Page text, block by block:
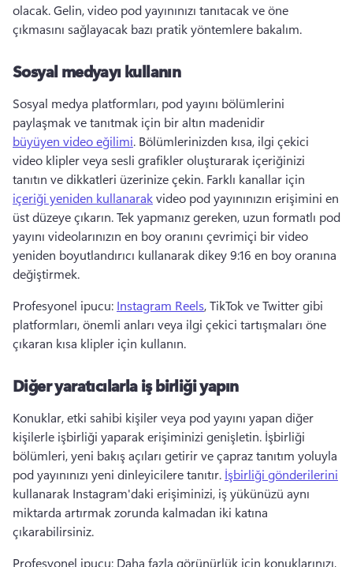
olacak. Gelin, video pod yayınınızı tanıtacak ve öne
çıkmasını sağlayacak bazı pratik yöntemlere bakalım.
Sosyal medyayı kullanın
Sosyal medya platformları, pod yayını bölümlerini
paylaşmak ve tanıtmak için bir altın madenidir
büyüyen video eğilimi. Bölümlerinizden kısa, ilgi çekici
video klipler veya sesli grafikler oluşturarak içeriğinizi
tanıtın ve dikkatleri üzerinize çekin. Farklı kanallar için
içeriği yeniden kullanarak video pod yayınınızın erişimini en
üst düzeye çıkarın. Tek yapmanız gereken, uzun formatlı pod
yayını videolarınızın en boy oranını çevrimiçi bir video
yeniden boyutlandırıcı kullanarak dikey 9:16 en boy oranına
değiştirmek.
Profesyonel ipucu: Instagram Reels, TikTok ve Twitter gibi
platformları, önemli anları veya ilgi çekici tartışmaları öne
çıkaran kısa klipler için kullanın.
Diğer yaratıcılarla iş birliği yapın
Konuklar, etki sahibi kişiler veya pod yayını yapan diğer
kişilerle işbirliği yaparak erişiminizi genişletin. İşbirliği
bölümleri, yeni bakış açıları getirir ve çapraz tanıtım yoluyla
pod yayınınızı yeni dinleyicilere tanıtır. İşbirliği gönderilerini
kullanarak Instagram'daki erişiminizi, iş yükünüzü aynı
miktarda artırmak zorunda kalmadan iki katına
çıkarabilirsiniz.
Profesyonel ipucu: Daha fazla görünürlük için konuklarınızı,